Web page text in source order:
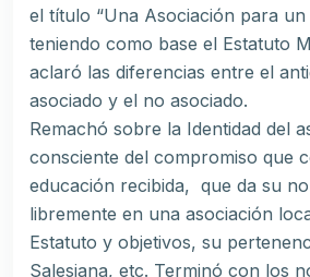
el título “Una Asociación para un
teniendo como base el Estatuto
aclaró las diferencias entre el
asociado y el no asociado.
Remachó sobre la Identidad del
consciente del compromiso que
educación recibida, que da su
libremente en una asociación
Estatuto y objetivos, su
Salesiana, etc. Terminó con los